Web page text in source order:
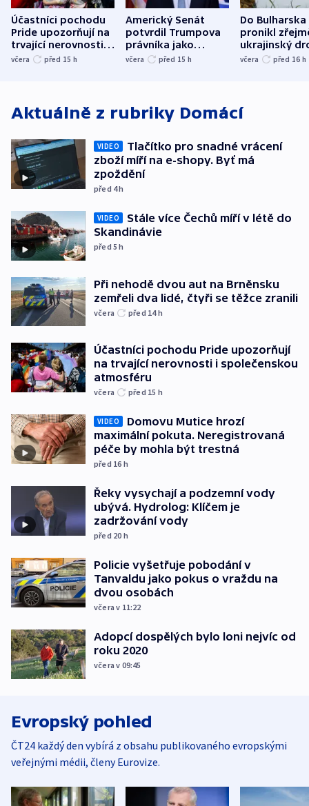
Účastníci pochodu
Pride upozorňují na
trvající nerovnosti i
společenskou
včera před 15 h
Americký Senát
potvrdil Trumpova
právníka jako
ministra
včera před 15 h
Do Bulharska
pronikl
ukrajinský
explodoval
včera před 16 h
Aktuálně z rubriky Domácí
VIDEO
Tlačítko pro snadné vrácení
zboží míří na e-shopy. Byť má
zpoždění
před 4h
VIDEO
Stále více Čechů míří v létě do
Skandinávie
před 5h
Při nehodě dvou aut na Brněnsku
zemřeli dva lidé, čtyři se těžce zranili
včera před 14h
Účastníci pochodu Pride upozorňují
na trvající nerovnosti i společenskou
atmosféru
včera před 15 h
VIDEO
Domovu Mutice hrozí
maximální pokuta. Neregistrovaná
péče by mohla být trestná
před 16 h
Řeky vysychají a podzemní vody
ubývá. Hydrolog: Klíčem je
zadržování vody
před 20 h
Policie vyšetřuje pobodání v
Tanvaldu jako pokus o vraždu na
dvou osobách
včera v 11:22
Adopcí dospělých bylo loni nejvíc od
roku 2020
včera v 09:45
Evropský pohled
ČT24 každý den vybírá z obsahu publikovaného evropskými
veřejnými médii, členy Eurovize.